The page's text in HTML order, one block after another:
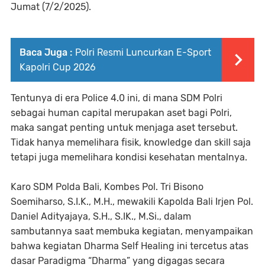
Jumat (7/2/2025).
Baca Juga : Polri Resmi Luncurkan E-Sport
Kapolri Cup 2026
Tentunya di era Police 4.0 ini, di mana SDM Polri
sebagai human capital merupakan aset bagi Polri,
maka sangat penting untuk menjaga aset tersebut.
Tidak hanya memelihara fisik, knowledge dan skill saja
tetapi juga memelihara kondisi kesehatan mentalnya.
Karo SDM Polda Bali, Kombes Pol. Tri Bisono
Soemiharso, S.I.K., M.H., mewakili Kapolda Bali Irjen Pol.
Daniel Adityajaya, S.H., S.IK., M.Si., dalam
sambutannya saat membuka kegiatan, menyampaikan
bahwa kegiatan Dharma Self Healing ini tercetus atas
dasar Paradigma “Dharma” yang digagas secara